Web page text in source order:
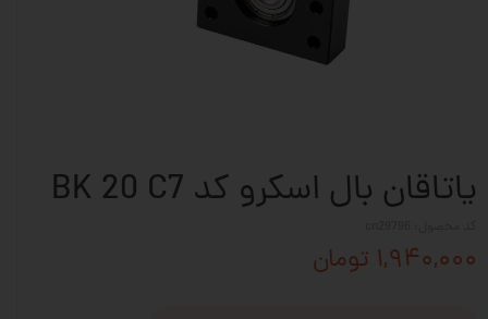
یاتاقان بال اسکرو کد BK 20 C7
۱,۹۴۰,۰۰۰ تومان